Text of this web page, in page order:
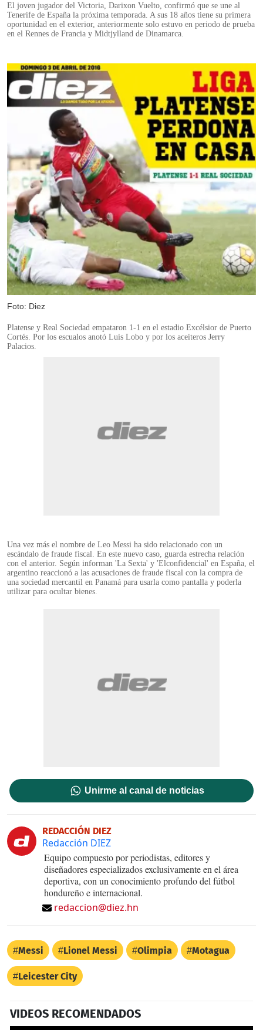
El joven jugador del Victoria, Darixon Vuelto, confirmó que se une al
Tenerife de España la próxima temporada. A sus 18 años tiene su primera
oportunidad en el exterior, anteriormente solo estuvo en periodo de prueba
en el Rennes de Francia y Midtjylland de Dinamarca.
Foto: Diez
Platense y Real Sociedad empataron 1-1 en el estadio Excélsior de Puerto
Cortés. Por los escualos anotó Luis Lobo y por los aceiteros Jerry
Palacios.
Una vez más el nombre de Leo Messi ha sido relacionado con un
escándalo de fraude fiscal. En este nuevo caso, guarda estrecha relación
con el anterior. Según informan 'La Sexta' y 'Elconfidencial' en España, el
argentino reaccionó a las acusaciones de fraude fiscal con la compra de
una sociedad mercantil en Panamá para usarla como pantalla y poderla
utilizar para ocultar bienes.
Unirme al canal de noticias
REDACCIÓN DIEZ
Redacción DIEZ
Equipo compuesto por periodistas, editores y
diseñadores especializados exclusivamente en el área
deportiva, con un conocimiento profundo del fútbol
hondureño e internacional.
redaccion@diez.hn
Messi Lionel Messi Olimpia Motagua
Leicester City
VIDEOS RECOMENDADOS